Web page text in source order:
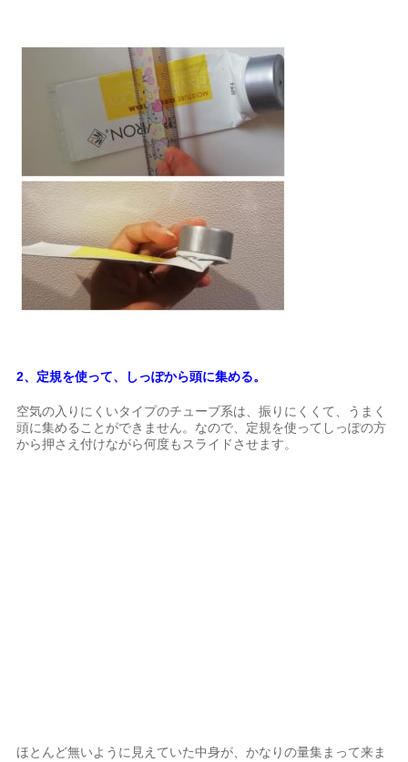
2、定規を使って、しっぽから頭に集める。
空気の入りにくいタイプのチューブ系は、振りにくくて、うまく
頭に集めることができません。なので、定規を使ってしっぽの方
から押さえ付けながら何度もスライドさせます。
ほとんど無いように見えていた中身が、かなりの量集まって来ま